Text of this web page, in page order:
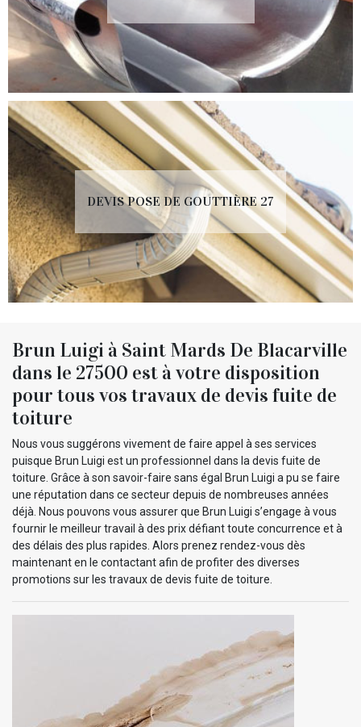
DEVIS POSE DE GOUTTIÈRE 27
Brun Luigi à Saint Mards De Blacarville
dans le 27500 est à votre disposition
pour tous vos travaux de devis fuite de
toiture
Nous vous suggérons vivement de faire appel à ses services
puisque Brun Luigi est un professionnel dans la devis fuite de
toiture. Grâce à son savoir-faire sans égal Brun Luigi a pu se faire
une réputation dans ce secteur depuis de nombreuses années
déjà. Nous pouvons vous assurer que Brun Luigi s’engage à vous
fournir le meilleur travail à des prix défiant toute concurrence et à
des délais des plus rapides. Alors prenez rendez-vous dès
maintenant en le contactant afin de profiter des diverses
promotions sur les travaux de devis fuite de toiture.